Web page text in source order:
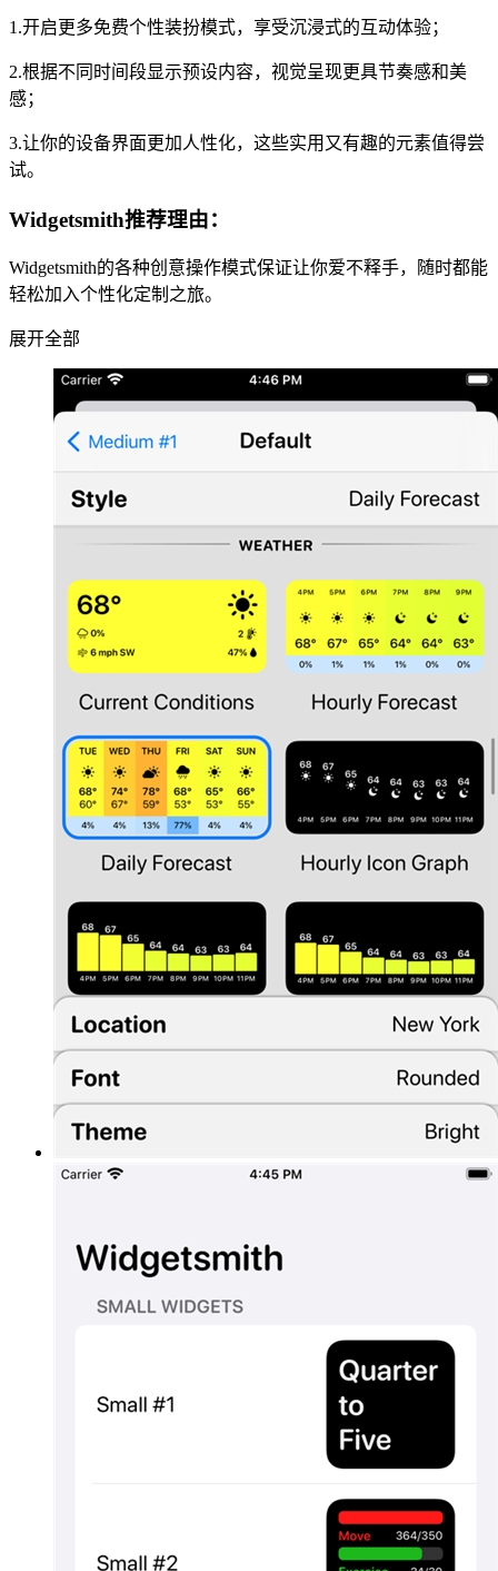
1.开启更多免费个性装扮模式，享受沉浸式的互动体验；
2.根据不同时间段显示预设内容，视觉呈现更具节奏感和美
感；
3.让你的设备界面更加人性化，这些实用又有趣的元素值得尝
试。
Widgetsmith推荐理由：
Widgetsmith的各种创意操作模式保证让你爱不释手，随时都能
轻松加入个性化定制之旅。
展开全部